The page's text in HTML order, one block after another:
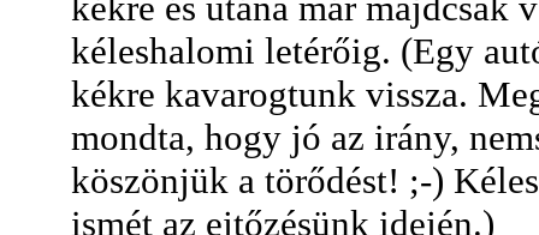
kéleshalomi letérőig. (Egy
kékre kavarogtunk vissza.
mondta, hogy jó az irány,
köszönjük a törődést! ;-)
ismét az ejtőzésünk idején.)